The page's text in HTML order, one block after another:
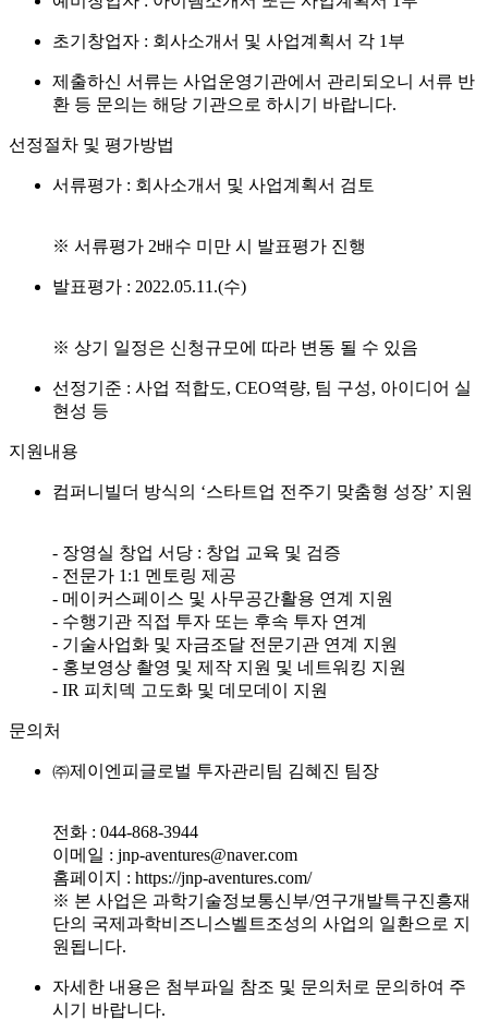
초기창업자 : 회사소개서 및 사업계획서 각 1부
제출하신 서류는 사업운영기관에서 관리되오니 서류 반
환 등 문의는 해당 기관으로 하시기 바랍니다.
선정절차 및 평가방법
서류평가 : 회사소개서 및 사업계획서 검토
※ 서류평가 2배수 미만 시 발표평가 진행
발표평가 : 2022.05.11.(수)
※ 상기 일정은 신청규모에 따라 변동 될 수 있음
선정기준 : 사업 적합도, CEO역량, 팀 구성, 아이디어 실
현성 등
지원내용
컴퍼니빌더 방식의 ‘스타트업 전주기 맞춤형 성장’ 지원
- 장영실 창업 서당 : 창업 교육 및 검증
- 전문가 1:1 멘토링 제공
- 메이커스페이스 및 사무공간활용 연계 지원
- 수행기관 직접 투자 또는 후속 투자 연계
- 기술사업화 및 자금조달 전문기관 연계 지원
- 홍보영상 촬영 및 제작 지원 및 네트워킹 지원
- IR 피치덱 고도화 및 데모데이 지원
문의처
㈜제이엔피글로벌 투자관리팀 김혜진 팀장
전화 : 044-868-3944
이메일 : jnp-aventures@naver.com
홈페이지 : https://jnp-aventures.com/
※ 본 사업은 과학기술정보통신부/연구개발특구진흥재
단의 국제과학비즈니스벨트조성의 사업의 일환으로 지
원됩니다.
자세한 내용은 첨부파일 참조 및 문의처로 문의하여 주
시기 바랍니다.